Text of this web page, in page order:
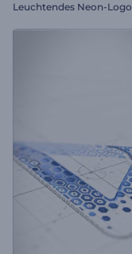
Leuchtendes Neon-Logo